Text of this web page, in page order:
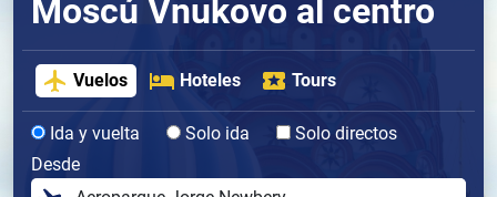
Moscú Vnukovo al centro
Vuelos Hoteles Tours
Ida y vuelta Solo ida
Solo directos
Desde